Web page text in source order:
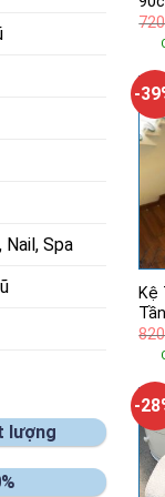
Nail, Spa
lượng
-
Kệ
-